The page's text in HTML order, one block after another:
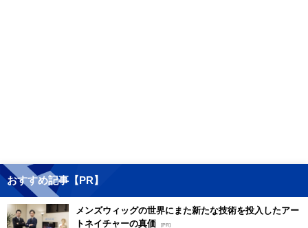
おすすめ記事【PR】
メンズウィッグの世界にまた新たな技術を投入したアー
トネイチャーの真価 [PR]